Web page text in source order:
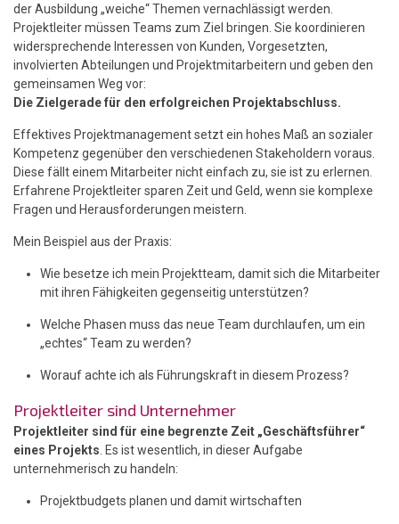
der Ausbildung „weiche“ Themen vernachlässigt werden.
Projektleiter müssen Teams zum Ziel bringen. Sie koordinieren
widersprechende Interessen von Kunden, Vorgesetzten,
involvierten Abteilungen und Projektmitarbeitern und geben den
gemeinsamen Weg vor:
Die Zielgerade für den erfolgreichen Projektabschluss.
Effektives Projektmanagement setzt ein hohes Maß an sozialer
Kompetenz gegenüber den verschiedenen Stakeholdern voraus.
Diese fällt einem Mitarbeiter nicht einfach zu, sie ist zu erlernen.
Erfahrene Projektleiter sparen Zeit und Geld, wenn sie komplexe
Fragen und Herausforderungen meistern.
Mein Beispiel aus der Praxis:
Wie besetze ich mein Projektteam, damit sich die Mitarbeiter
mit ihren Fähigkeiten gegenseitig unterstützen?
Welche Phasen muss das neue Team durchlaufen, um ein
„echtes“ Team zu werden?
Worauf achte ich als Führungskraft in diesem Prozess?
Projektleiter sind Unternehmer
Projektleiter sind für eine begrenzte Zeit „Geschäftsführer“
eines Projekts . Es ist wesentlich, in dieser Aufgabe
unternehmerisch zu handeln:
Projektbudgets planen und damit wirtschaften